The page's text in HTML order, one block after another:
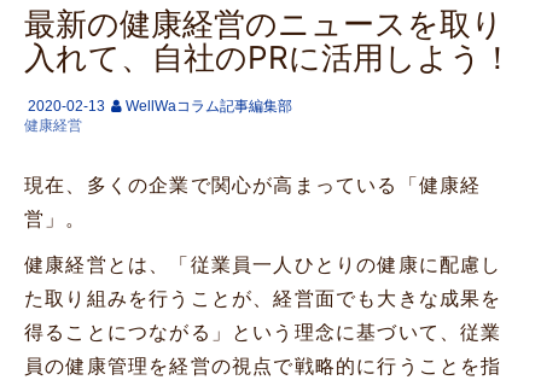
最新の健康経営のニュースを取り
入れて、自社のPRに活用しよう！
2020-02-13
WellWaコラム記事編集部
健康経営
現在、多くの企業で関心が高まっている「健康経
営」。
健康経営とは、「従業員一人ひとりの健康に配慮し
た取り組みを行うことが、経営面でも大きな成果を
得ることにつながる」という理念に基づいて、従業
員の健康管理を経営の視点で戦略的に行うことを指